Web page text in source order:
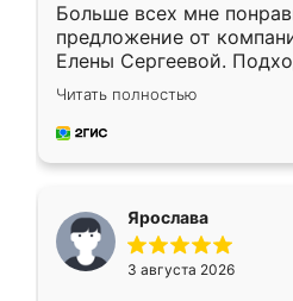
Больше всех мне
предложение от
Елены Сергеевой.
короткие сроки
для замера сотрудник
предложил по моему
Читать полностью
Ярослава
3 августа 2026